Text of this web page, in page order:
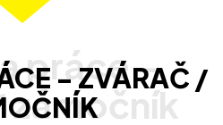
- ZVÁRAČ /